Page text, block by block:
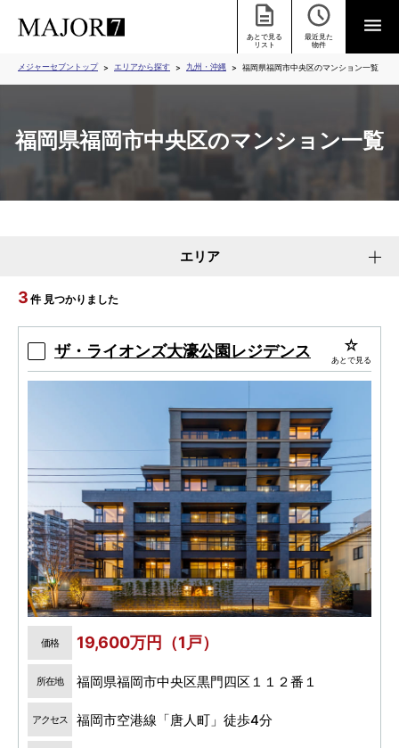
あとで見る
リスト
最近見た
物件
メジャーセブントップ エリアから探す 九州・沖縄 福岡県福岡市中央区のマンション一覧
福岡県福岡市中央区のマンション一覧
エリア
3 件 見つかりました
ザ・ライオンズ大濠公園レジデンス あとで見る
価格 19,600万円（1戸）
所在地 福岡県福岡市中央区黒門四区１１２番１
アクセス 福岡市空港線「唐人町」徒歩4分